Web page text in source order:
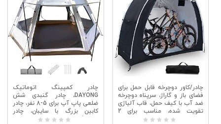
چادر/کاور دوچرخه قابل حمل برای
فضای باز و گاراژ، سرپناه دوچرخه
ضد آب با کیف حمل، قاب آلیاژی
تقویت شده، مناسب برای 2
چادر کمپینگ اتوماتیک
DAYONG، چادر گنبدی شش
ضلعی پاپ آپ برای 5-8 نفر، چادر
کابین بزرگ با سایبان، چادر
خانوادگی با قابلیت نصب سریع